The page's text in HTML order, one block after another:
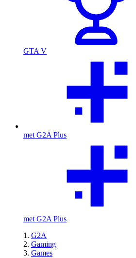
GTA V
met G2A Plus
met G2A Plus
G2A
Gaming
Games